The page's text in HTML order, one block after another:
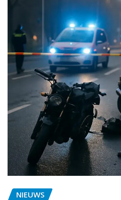
NIEUWS